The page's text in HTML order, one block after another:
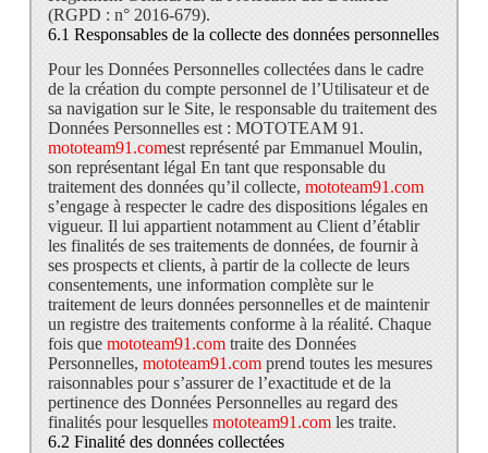
(RGPD : n° 2016-679).
6.1 Responsables de la collecte des données personnelles
Pour les Données Personnelles collectées dans le cadre
de la création du compte personnel de l’Utilisateur et de
sa navigation sur le Site, le responsable du traitement des
Données Personnelles est : MOTOTEAM 91.
mototeam91.comest représenté par Emmanuel Moulin,
son représentant légal En tant que responsable du
traitement des données qu’il collecte, mototeam91.com
s’engage à respecter le cadre des dispositions légales en
vigueur. Il lui appartient notamment au Client d’établir
les finalités de ses traitements de données, de fournir à
ses prospects et clients, à partir de la collecte de leurs
consentements, une information complète sur le
traitement de leurs données personnelles et de maintenir
un registre des traitements conforme à la réalité. Chaque
fois que mototeam91.comtraite des Données
Personnelles, mototeam91.comprend toutes les mesures
raisonnables pour s’assurer de l’exactitude et de la
pertinence des Données Personnelles au regard des
finalités pour lesquelles mototeam91.comles traite.
6.2 Finalité des données collectées